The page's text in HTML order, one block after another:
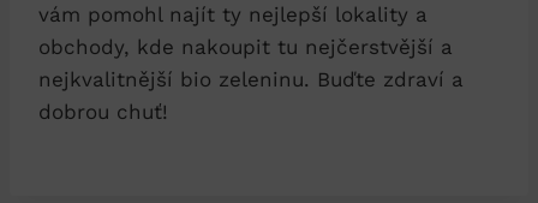
vám pomohl najít ty nejlepší lokality a
obchody, kde ​nakoupit tu nejčerstvější a
nejkvalitnější ​bio zeleninu. Buďte zdraví a​
dobrou chuť!